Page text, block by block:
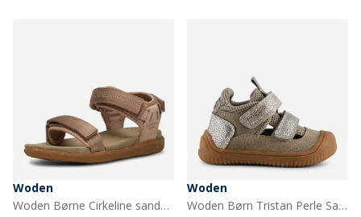
Woden
Woden Børne Cirkeline sandaler 800 Dry Rose
Woden
Woden Børn Tristan Perle Sandaler 776 Silver Mink